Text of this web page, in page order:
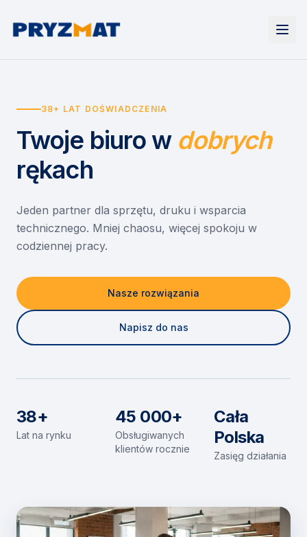
Urządzenia
Drukarki i urządzenia wielofunkcyjne
Etykiety i identyfikacja
Skanery i obieg dokumentów
Monitory interaktywne
Niszczarki dokumentów
Wynajem drukarek
Wynajem urządzeń biurowych
Asystent druku
EZD RP
Misja szkoła
Serwis
O nas
Kontakt
38+ LAT DOŚWIADCZENIA
Twoje biuro w dobrych
rękach
Jeden partner dla sprzętu, druku i wsparcia
technicznego. Mniej chaosu, więcej spokoju w
codziennej pracy.
Nasze rozwiązania
Napisz do nas
38+
Lat na rynku
45 000+
Obsługiwanych
klientów rocznie
Cała
Polska
Zasięg działania